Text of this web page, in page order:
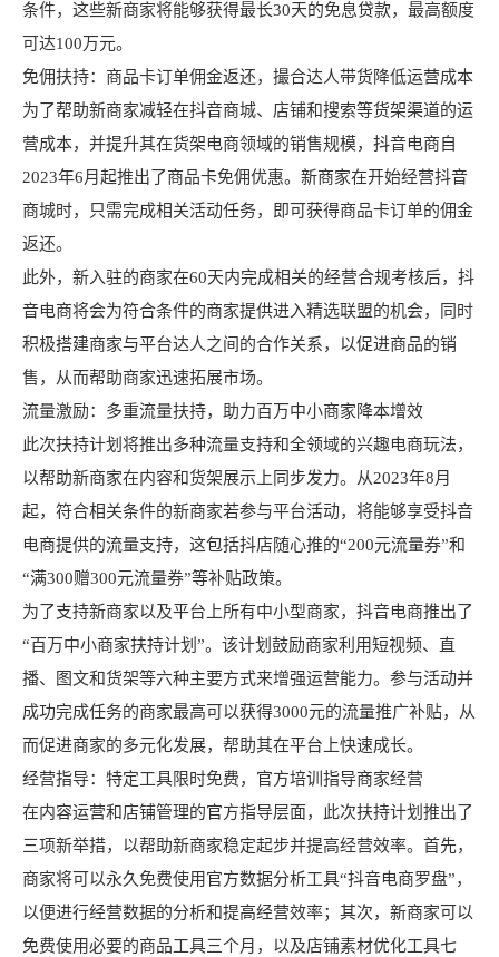
条件，这些新商家将能够获得最长30天的免息贷款，最高额度
可达100万元。
免佣扶持：商品卡订单佣金返还，撮合达人带货降低运营成本
为了帮助新商家减轻在抖音商城、店铺和搜索等货架渠道的运
营成本，并提升其在货架电商领域的销售规模，抖音电商自
2023年6月起推出了商品卡免佣优惠。新商家在开始经营抖音
商城时，只需完成相关活动任务，即可获得商品卡订单的佣金
返还。
此外，新入驻的商家在60天内完成相关的经营合规考核后，抖
音电商将会为符合条件的商家提供进入精选联盟的机会，同时
积极搭建商家与平台达人之间的合作关系，以促进商品的销
售，从而帮助商家迅速拓展市场。
流量激励：多重流量扶持，助力百万中小商家降本增效
此次扶持计划将推出多种流量支持和全领域的兴趣电商玩法，
以帮助新商家在内容和货架展示上同步发力。从2023年8月
起，符合相关条件的新商家若参与平台活动，将能够享受抖音
电商提供的流量支持，这包括抖店随心推的“200元流量券”和
“满300赠300元流量券”等补贴政策。
为了支持新商家以及平台上所有中小型商家，抖音电商推出了
“百万中小商家扶持计划”。该计划鼓励商家利用短视频、直
播、图文和货架等六种主要方式来增强运营能力。参与活动并
成功完成任务的商家最高可以获得3000元的流量推广补贴，从
而促进商家的多元化发展，帮助其在平台上快速成长。
经营指导：特定工具限时免费，官方培训指导商家经营
在内容运营和店铺管理的官方指导层面，此次扶持计划推出了
三项新举措，以帮助新商家稳定起步并提高经营效率。首先，
商家将可以永久免费使用官方数据分析工具“抖音电商罗盘”，
以便进行经营数据的分析和提高经营效率；其次，新商家可以
免费使用必要的商品工具三个月，以及店铺素材优化工具七